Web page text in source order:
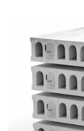
Кирпич
Плиты
Тротуарная